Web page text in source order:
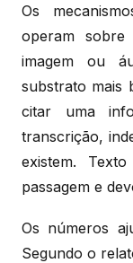
Os
operam sobre
imagem ou
substrato mais
citar uma
transcrição,
existem.
passagem e
Os números
Segundo o